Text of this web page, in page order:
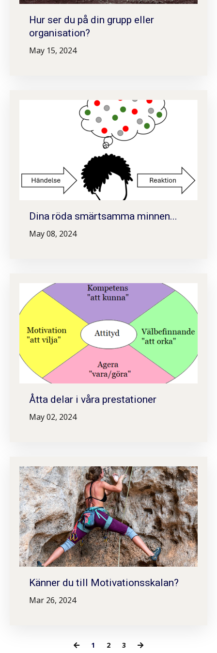
Hur ser du på din grupp eller
organisation?
May 15, 2024
Dina röda smärtsamma minnen...
May 08, 2024
Åtta delar i våra prestationer
May 02, 2024
Känner du till Motivationsskalan?
Mar 26, 2024
1 2 3